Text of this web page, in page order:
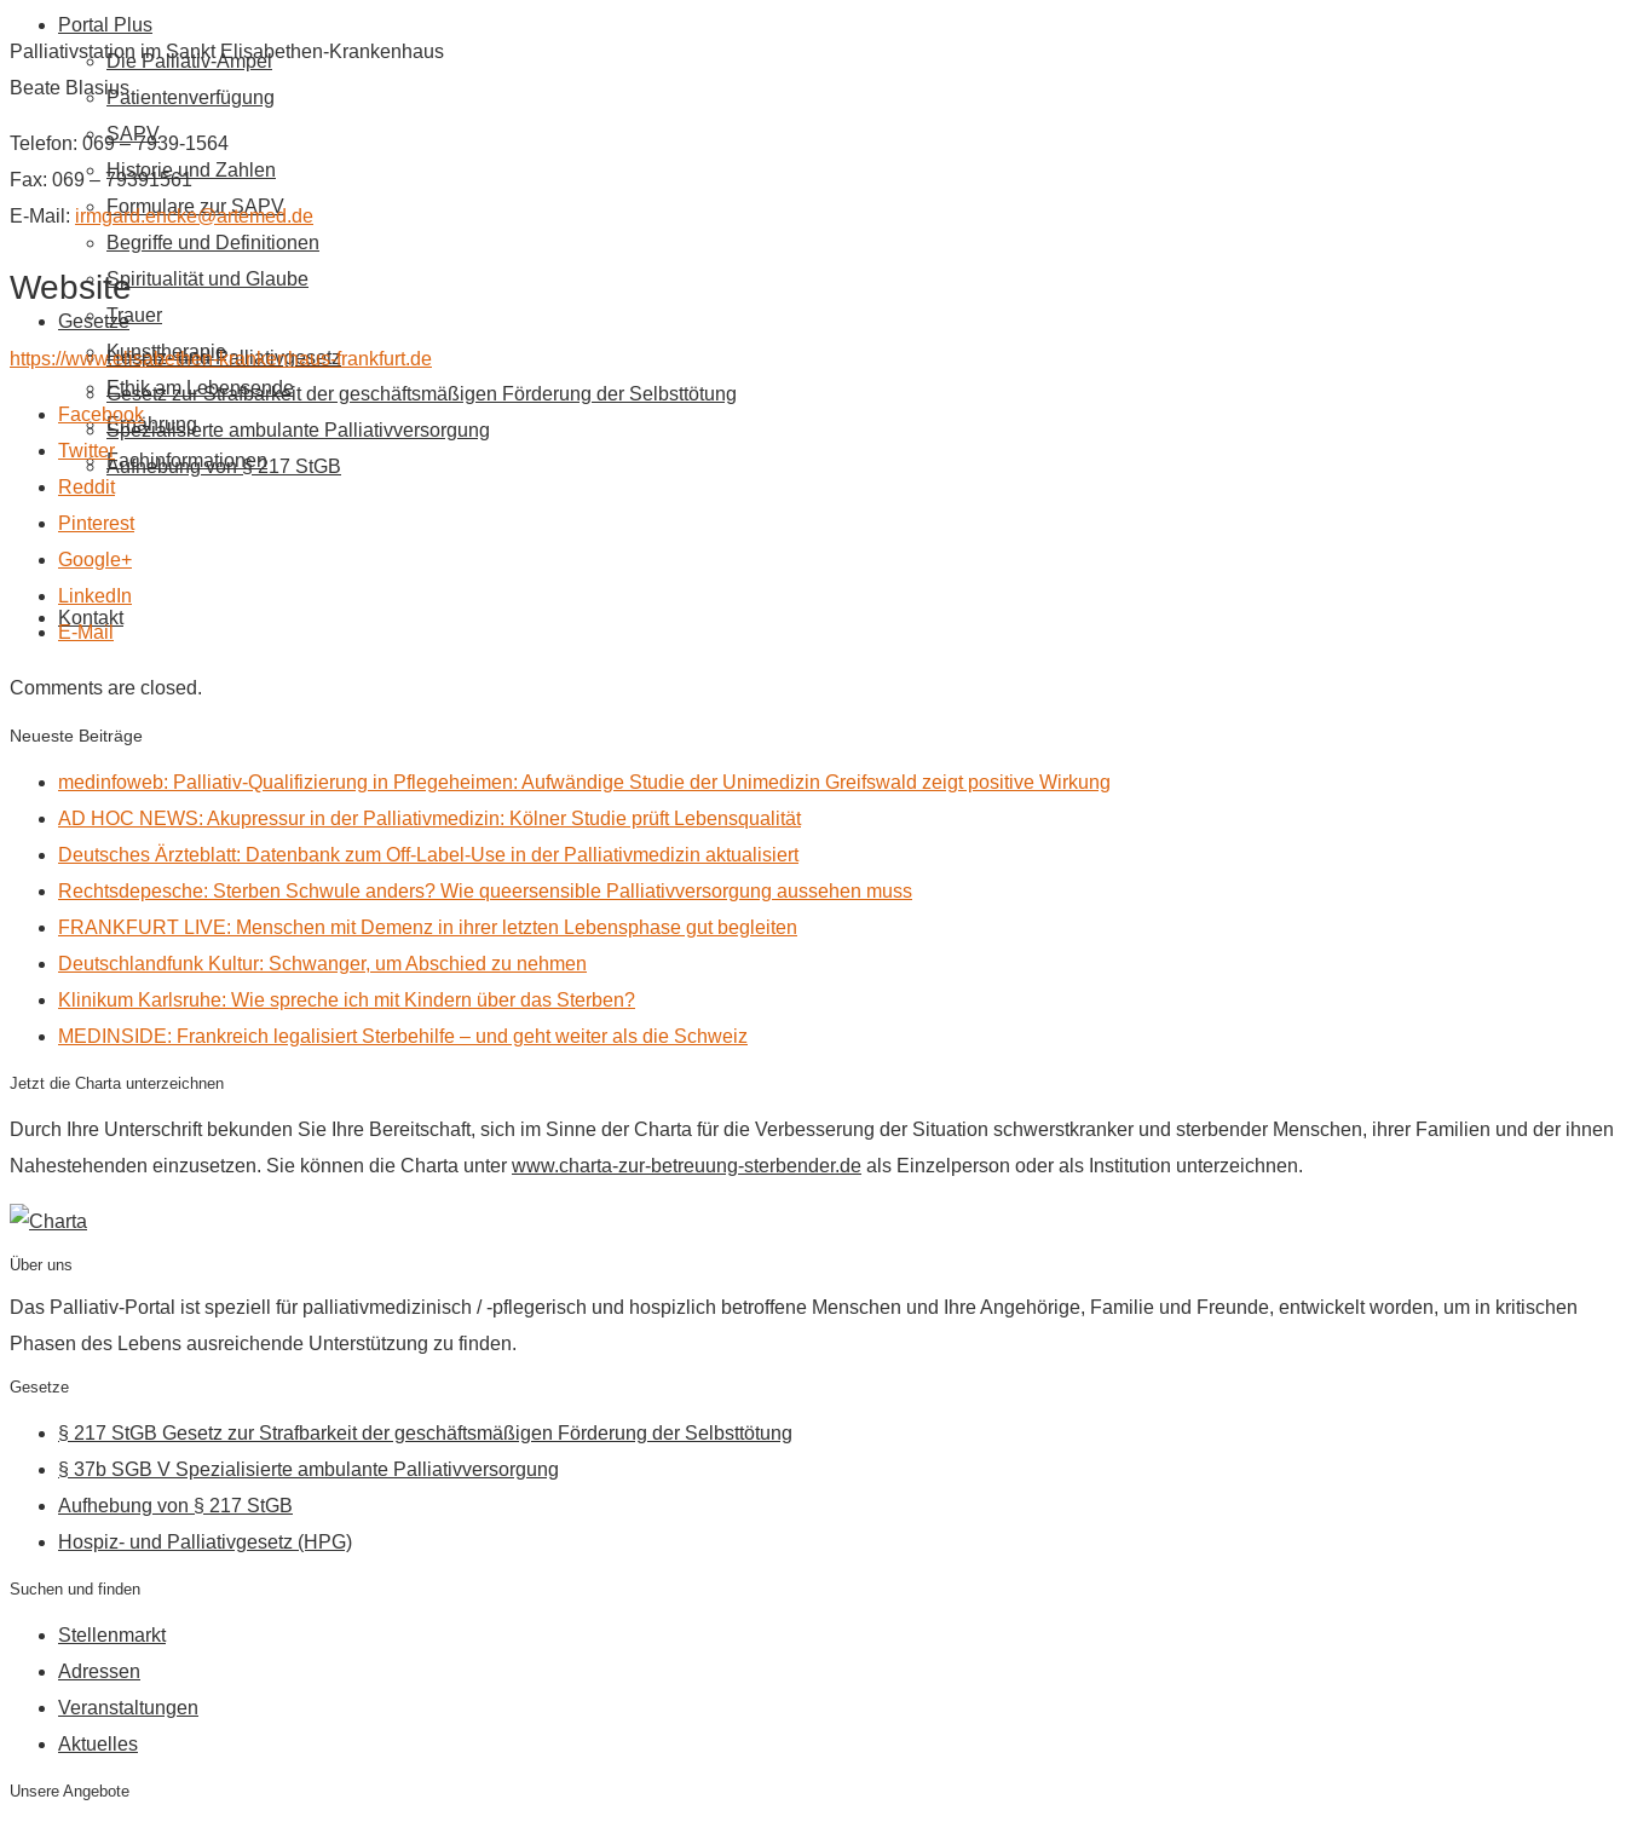
Portal Plus
Die Palliativ-Ampel
Patientenverfügung
SAPV
Historie und Zahlen
Formulare zur SAPV
Begriffe und Definitionen
Spiritualität und Glaube
Trauer
Kunsttherapie
Ethik am Lebensende
Ernährung
Fachinformationen
Gesetze
Hospiz- und Palliativgesetz
Gesetz zur Strafbarkeit der geschäftsmäßigen Förderung der Selbsttötung
Spezialisierte ambulante Palliativversorgung
Aufhebung von § 217 StGB
Kontakt
Palliativstation im Sankt Elisabethen-Krankenhaus
Beate Blasius
Telefon: 069 – 7939-1564
Fax: 069 – 79391561
E-Mail: irmgard.encke@artemed.de
Website
https://www.elisabethen-krankenhaus-frankfurt.de
Facebook
Twitter
Reddit
Pinterest
Google+
LinkedIn
E-Mail
Comments are closed.
Neueste Beiträge
medinfoweb: Palliativ-Qualifizierung in Pflegeheimen: Aufwändige Studie der Unimedizin Greifswald zeigt positive Wirkung
AD HOC NEWS: Akupressur in der Palliativmedizin: Kölner Studie prüft Lebensqualität
Deutsches Ärzteblatt: Datenbank zum Off-Label-Use in der Palliativmedizin aktualisiert
Rechtsdepesche: Sterben Schwule anders? Wie queersensible Palliativversorgung aussehen muss
FRANKFURT LIVE: Menschen mit Demenz in ihrer letzten Lebensphase gut begleiten
Deutschlandfunk Kultur: Schwanger, um Abschied zu nehmen
Klinikum Karlsruhe: Wie spreche ich mit Kindern über das Sterben?
MEDINSIDE: Frankreich legalisiert Sterbehilfe – und geht weiter als die Schweiz
Jetzt die Charta unterzeichnen
Durch Ihre Unterschrift bekunden Sie Ihre Bereitschaft, sich im Sinne der Charta für die Verbesserung der Situation schwerstkranker und sterbender Menschen, ihrer Familien und der ihnen
Nahestehenden einzusetzen. Sie können die Charta unter www.charta-zur-betreuung-sterbender.de als Einzelperson oder als Institution unterzeichnen.
Über uns
Das Palliativ-Portal ist speziell für palliativmedizinisch / -pflegerisch und hospizlich betroffene Menschen und Ihre Angehörige, Familie und Freunde, entwickelt worden, um in kritischen
Phasen des Lebens ausreichende Unterstützung zu finden.
Gesetze
§ 217 StGB Gesetz zur Strafbarkeit der geschäftsmäßigen Förderung der Selbsttötung
§ 37b SGB V Spezialisierte ambulante Palliativversorgung
Aufhebung von § 217 StGB
Hospiz- und Palliativgesetz (HPG)
Suchen und finden
Stellenmarkt
Adressen
Veranstaltungen
Aktuelles
Unsere Angebote